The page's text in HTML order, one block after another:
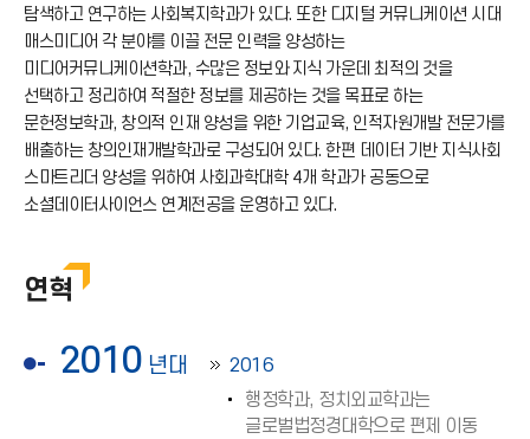
탐색하고 연구하는 사회복지학과가 있다. 또한 디지털 커뮤니케이션 시대
매스미디어 각 분야를 이끌 전문 인력을 양성하는
미디어커뮤니케이션학과, 수많은 정보와 지식 가운데 최적의 것을
선택하고 정리하여 적절한 정보를 제공하는 것을 목표로 하는
문헌정보학과, 창의적 인재 양성을 위한 기업교육, 인적자원개발 전문가를
배출하는 창의인재개발학과로 구성되어 있다. 한편 데이터 기반 지식사회
스마트리더 양성을 위하여 사회과학대학 4개 학과가 공동으로
소셜데이터사이언스 연계전공을 운영하고 있다.
연혁
2010 년대
2016
행정학과, 정치외교학과는
글로벌법정경대학으로 편제 이동